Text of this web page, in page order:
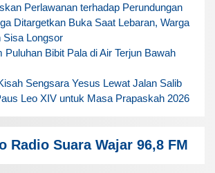
Perlawanan terhadap Perundungan
Ditargetkan Buka Saat Lebaran, Warga
Sisa Longsor
Puluhan Bibit Pala di Air Terjun Bawah
Sengsara Yesus Lewat Jalan Salib
Leo XIV untuk Masa Prapaskah 2026
Radio Suara Wajar 96,8 FM